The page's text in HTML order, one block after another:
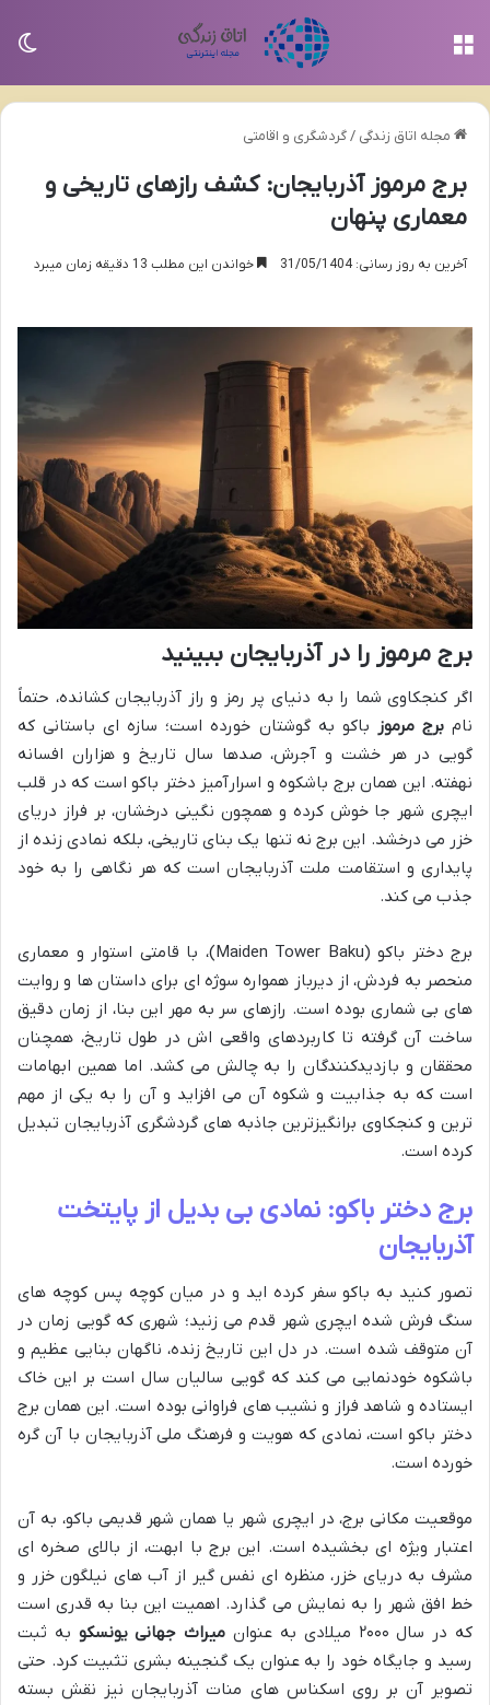
مجله اتاق زندگی /گردشگری و اقامتی
برج مرموز آذربایجان: کشف رازهای تاریخی و
معماری پنهان
آخرین به روز رسانی: 31/05/1404 خواندن این مطلب 13 دقیقه زمان میبرد
برج مرموز را در آذربایجان ببینید
اگر کنجکاوی شما را به دنیای پر رمز و راز آذربایجان کشانده، حتماً
نامبرج مرموز باکو به گوشتان خورده است؛ سازه ای باستانی که
گویی در هر خشت و آجرش، صدها سال تاریخ و هزاران افسانه
نهفته. این همان برج باشکوه و اسرارآمیز دختر باکو است که در قلب
ایچری شهر جا خوش کرده و همچون نگینی درخشان، بر فراز دریای
خزر می درخشد. این برج نه تنها یک بنای تاریخی، بلکه نمادی زنده از
پایداری و استقامت ملت آذربایجان است که هر نگاهی را به خود
جذب می کند.
برج دختر باکو (Maiden Tower Baku)، با قامتی استوار و معماری
منحصر به فردش، از دیرباز همواره سوژه ای برای داستان ها و روایت
های بی شماری بوده است. رازهای سر به مهر این بنا، از زمان دقیق
ساخت آن گرفته تا کاربردهای واقعی اش در طول تاریخ، همچنان
محققان و بازدیدکنندگان را به چالش می کشد. اما همین ابهامات
است که به جذابیت و شکوه آن می افزاید و آن را به یکی از مهم
ترین و کنجکاوی برانگیزترین جاذبه های گردشگری آذربایجان تبدیل
کرده است.
برج دختر باکو: نمادی بی بدیل از پایتخت
آذربایجان
تصور کنید به باکو سفر کرده اید و در میان کوچه پس کوچه های
سنگ فرش شده ایچری شهر قدم می زنید؛ شهری که گویی زمان در
آن متوقف شده است. در دل این تاریخ زنده، ناگهان بنایی عظیم و
باشکوه خودنمایی می کند که گویی سالیان سال است بر این خاک
ایستاده و شاهد فراز و نشیب های فراوانی بوده است. این همان برج
دختر باکو است، نمادی که هویت و فرهنگ ملی آذربایجان با آن گره
خورده است.
موقعیت مکانی برج، در ایچری شهر یا همان شهر قدیمی باکو، به آن
اعتبار ویژه ای بخشیده است. این برج با ابهت، از بالای صخره ای
مشرف به دریای خزر، منظره ای نفس گیر از آب های نیلگون خزر و
خط افق شهر را به نمایش می گذارد. اهمیت این بنا به قدری است
که در سال ۲۰۰۰ میلادی به عنوان
میراث جهانی یونسکو به ثبت
رسید و جایگاه خود را به عنوان یک گنجینه بشری تثبیت کرد. حتی
تصویر آن بر روی اسکناس های منات آذربایجان نیز نقش بسته